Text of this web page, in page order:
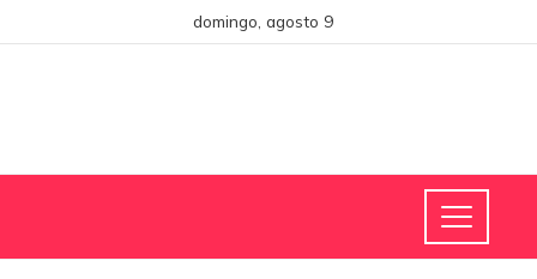
domingo, agosto 9